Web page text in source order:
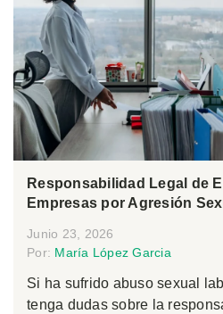
Responsabilidad Legal de
Empresas por Agresión
Junio 23, 2026
Por: María López Garcia
Si ha sufrido abuso sexual
tenga dudas sobre la